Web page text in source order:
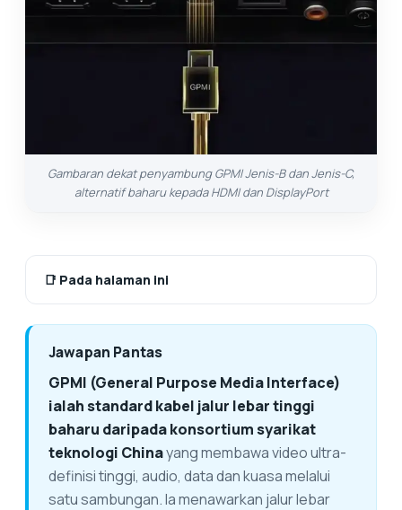
Gambaran dekat penyambung GPMI Jenis-B dan Jenis-C,
alternatif baharu kepada HDMI dan DisplayPort
📑 Pada halaman ini
Jawapan Pantas
GPMI (General Purpose Media Interface)
ialah standard kabel jalur lebar tinggi
baharu daripada konsortium syarikat
teknologi Chinayang membawa video ultra-
definisi tinggi, audio, data dan kuasa melalui
satu sambungan. Ia menawarkan jalur lebar